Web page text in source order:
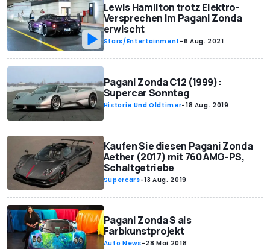
Lewis Hamilton trotz Elektro-
Versprechen im Pagani Zonda
erwischt
Stars/Entertainment -6 Aug. 2021
Pagani Zonda C12 (1999):
Supercar Sonntag
Historie Und Oldtimer-18 Aug. 2019
Kaufen Sie diesen Pagani Zonda
Aether (2017) mit 760 AMG-PS,
Schaltgetriebe
Supercars-13 Aug. 2019
Pagani Zonda S als
Farbkunstprojekt
Auto News-28 Mai 2018